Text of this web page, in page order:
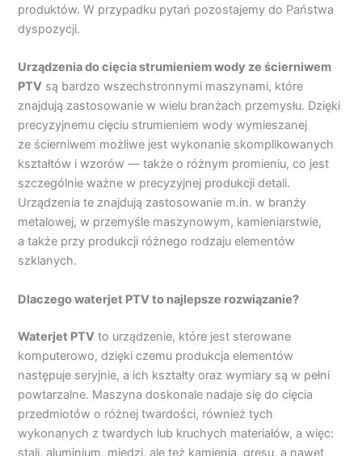
produktów. W przypadku pytań pozostajemy do Państwa
dyspozycji.
Urządzenia do cięcia strumieniem wody ze ścierniwem
PTV są bardzo wszechstronnymi maszynami, które
znajdują zastosowanie w wielu branżach przemysłu. Dzięki
precyzyjnemu cięciu strumieniem wody wymieszanej
ze ścierniwem możliwe jest wykonanie skomplikowanych
kształtów i wzorów — także o różnym promieniu, co jest
szczególnie ważne w precyzyjnej produkcji detali.
Urządzenia te znajdują zastosowanie m.in. w branży
metalowej, w przemyśle maszynowym, kamieniarstwie,
a także przy produkcji różnego rodzaju elementów
szklanych.
Dlaczego waterjet PTV to najlepsze rozwiązanie?
Waterjet PTV to urządzenie, które jest sterowane
komputerowo, dzięki czemu produkcja elementów
następuje seryjnie, a ich kształty oraz wymiary są w pełni
powtarzalne. Maszyna doskonale nadaje się do cięcia
przedmiotów o różnej twardości, również tych
wykonanych z twardych lub kruchych materiałów, a więc:
stali, aluminium, miedzi, ale też kamienia, gresu, a nawet